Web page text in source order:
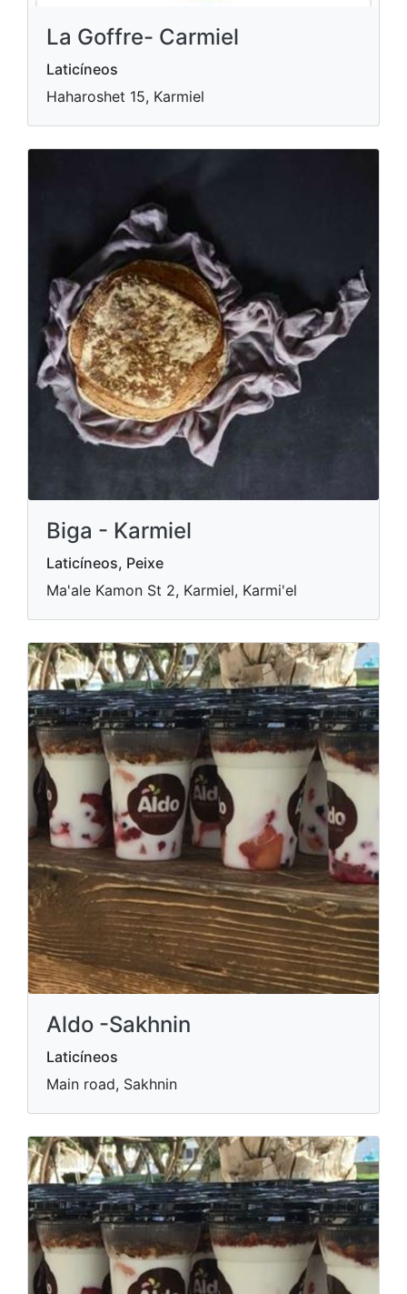
La Goffre- Carmiel
Laticíneos
Haharoshet 15, Karmiel
Biga - Karmiel
Laticíneos, Peixe
Ma'ale Kamon St 2, Karmiel, Karmi'el
Aldo -Sakhnin
Laticíneos
Main road, Sakhnin